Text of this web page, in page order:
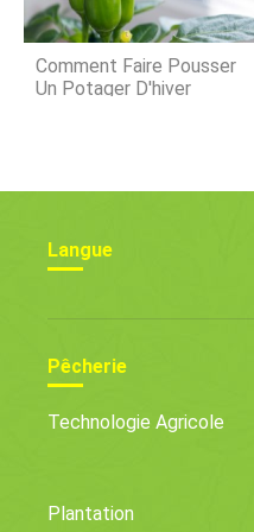
Comment Faire Pousser
Un Potager D'hiver
Langue
Pêcherie
Technologie Agricole
Plantation